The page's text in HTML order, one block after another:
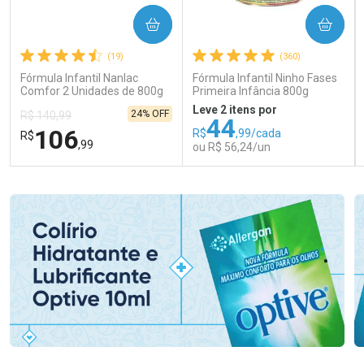
(19)
Fórmula Infantil Nanlac
Comfor 2 Unidades de 800g
R$ 140,99
R$106,99
24% OFF
COMPRAR
(360)
Fórmula Infantil Ninho Fases
Primeira Infância 800g
Leve 2 itens por
R$44,99/cada
ou R$ 56,24/un
COMPRAR
Laboratório
Por Menos